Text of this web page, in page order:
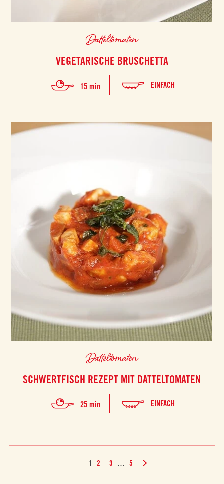
Datteltomaten
VEGETARISCHE BRUSCHETTA
15 min EINFACH
Datteltomaten
SCHWERTFISCH REZEPT MIT DATTELTOMATEN
25 min EINFACH
1 2 3 … 5